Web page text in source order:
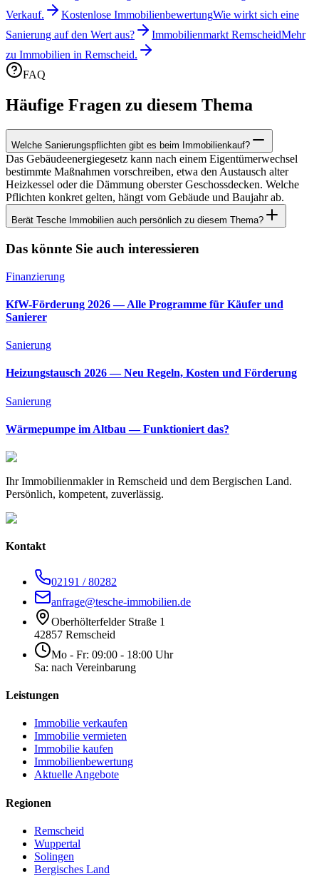
Verkauf.
Kostenlose ImmobilienbewertungWie wirkt sich eine
Sanierung auf den Wert aus?
Immobilienmarkt RemscheidMehr
zu Immobilien in Remscheid.
FAQ
Häufige Fragen zu diesem Thema
Welche Sanierungspflichten gibt es beim Immobilienkauf?
Das Gebäudeenergiegesetz kann nach einem Eigentümerwechsel
bestimmte Maßnahmen vorschreiben, etwa den Austausch alter
Heizkessel oder die Dämmung oberster Geschossdecken. Welche
Pflichten konkret gelten, hängt vom Gebäude und Baujahr ab.
Berät Tesche Immobilien auch persönlich zu diesem Thema?
Das könnte Sie auch interessieren
Finanzierung
KfW-Förderung 2026 — Alle Programme für Käufer und
Sanierer
Sanierung
Heizungstausch 2026 — Neu Regeln, Kosten und Förderung
Sanierung
Wärmepumpe im Altbau — Funktioniert das?
Ihr Immobilienmakler in Remscheid und dem Bergischen Land.
Persönlich, kompetent, zuverlässig.
Kontakt
02191 / 80282
anfrage@tesche-immobilien.de
Oberhölterfelder Straße 1
42857 Remscheid
Mo - Fr: 09:00 - 18:00 Uhr
Sa: nach Vereinbarung
Leistungen
Immobilie verkaufen
Immobilie vermieten
Immobilie kaufen
Immobilienbewertung
Aktuelle Angebote
Regionen
Remscheid
Wuppertal
Solingen
Bergisches Land